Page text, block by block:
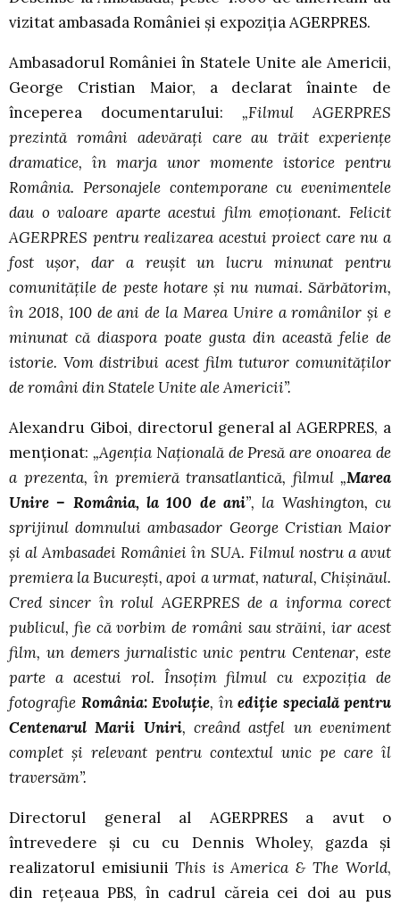
vizitat ambasada României și expoziția AGERPRES.
Ambasadorul României în Statele Unite ale Americii,
George Cristian Maior, a declarat înainte de
începerea documentarului: „Filmul AGERPRES
prezintă români adevărați care au trăit experiențe
dramatice, în marja unor momente istorice pentru
România. Personajele contemporane cu evenimentele
dau o valoare aparte acestui film emoționant. Felicit
AGERPRES pentru realizarea acestui proiect care nu a
fost ușor, dar a reușit un lucru minunat pentru
comunitățile de peste hotare și nu numai. Sărbătorim,
în 2018, 100 de ani de la Marea Unire a românilor și e
minunat că diaspora poate gusta din această felie de
istorie. Vom distribui acest film tuturor comunităților
de români din Statele Unite ale Americii”.
Alexandru Giboi, directorul general al AGERPRES, a
menționat: „Agenția Națională de Presă are onoarea de
a prezenta, în premieră transatlantică, filmul „Marea
Unire – România, la 100 de ani”, la Washington, cu
sprijinul domnului ambasador George Cristian Maior
și al Ambasadei României în SUA. Filmul nostru a avut
premiera la București, apoi a urmat, natural, Chișinăul.
Cred sincer în rolul AGERPRES de a informa corect
publicul, fie că vorbim de români sau străini, iar acest
film, un demers jurnalistic unic pentru Centenar, este
parte a acestui rol. Însoțim filmul cu expoziția de
fotografie România: Evoluție, în ediție specială pentru
Centenarul Marii Uniri, creând astfel un eveniment
complet și relevant pentru contextul unic pe care îl
traversăm”.
Directorul general al AGERPRES a avut o
întrevedere și cu cu Dennis Wholey, gazda și
realizatorul emisiuniiThis is America & The World,
din rețeaua PBS, în cadrul căreia cei doi au pus